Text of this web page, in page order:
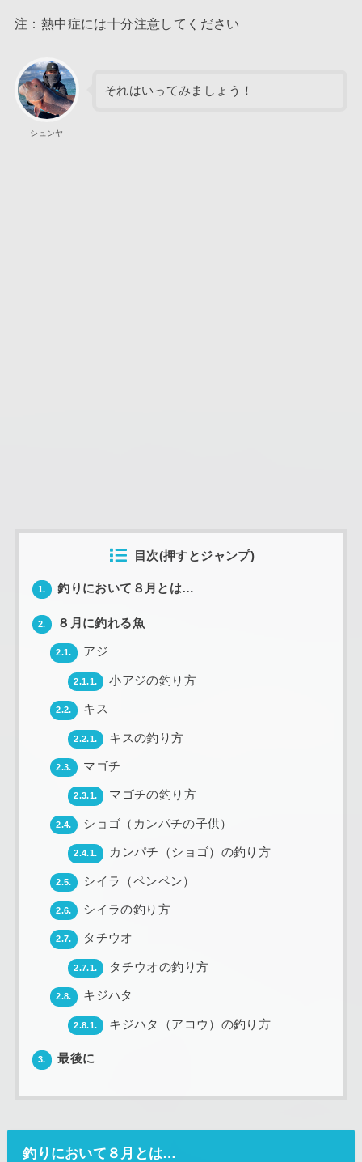
注：熱中症には十分注意してください
シュンヤ
それはいってみましょう！
目次(押すとジャンプ)
1. 釣りにおいて８月とは…
2. ８月に釣れる魚
2.1. アジ
2.1.1. 小アジの釣り方
2.2. キス
2.2.1. キスの釣り方
2.3. マゴチ
2.3.1. マゴチの釣り方
2.4. ショゴ（カンパチの子供）
2.4.1. カンパチ（ショゴ）の釣り方
2.5. シイラ（ペンペン）
2.6. シイラの釣り方
2.7. タチウオ
2.7.1. タチウオの釣り方
2.8. キジハタ
2.8.1. キジハタ（アコウ）の釣り方
3. 最後に
釣りにおいて８月とは…